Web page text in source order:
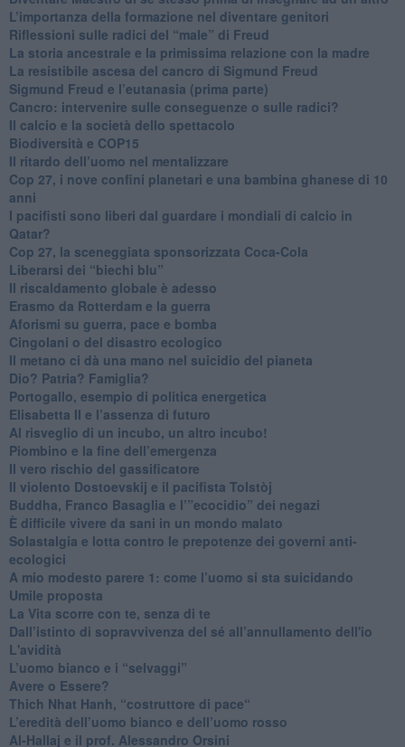
L’importanza della formazione nel diventare genitori
Riflessioni sulle radici del “male” di Freud
​La storia ancestrale e la primissima relazione con la madre
​La resistibile ascesa del cancro di Sigmund Freud
Sigmund Freud e l’eutanasia (prima parte)
Cancro: intervenire sulle conseguenze o sulle radici?
​Il calcio e la società dello spettacolo
Biodiversità e COP15
​Il ritardo dell’uomo nel mentalizzare
​Cop 27, i nove confini planetari e una bambina ghanese di 10
anni
​I pacifisti sono liberi dal guardare i mondiali di calcio in
Qatar?
​Cop 27, la sceneggiata sponsorizzata Coca-Cola
​Liberarsi dei “biechi blu”
Il riscaldamento globale è adesso
​Erasmo da Rotterdam e la guerra
​Aforismi su guerra, pace e bomba
Cingolani o del disastro ecologico
​Il metano ci dà una mano nel suicidio del pianeta
​Dio? Patria? Famiglia?
Portogallo, esempio di politica energetica
​Elisabetta II e l’assenza di futuro
Al risveglio di un incubo, un altro incubo!
​Piombino e la fine dell’emergenza
​Il vero rischio del gassificatore
​Il violento Dostoevskij e il pacifista Tolstòj
​Buddha, Franco Basaglia e l’”ecocidio” dei negazi
​È difficile vivere da sani in un mondo malato
Solastalgia e lotta contro le prepotenze dei governi anti-
ecologici
​A mio modesto parere 1: come l’uomo si sta suicidando
​Umile proposta
​La Vita scorre con te, senza di te
​Dall’istinto di sopravvivenza del sé all’annullamento dell'io
L'avidità
​L’uomo bianco e i “selvaggi”
​Avere o Essere?
​Thich Nhat Hanh, “costruttore di pace“
​L’eredità dell’uomo bianco e dell’uomo rosso
Al-Hallaj e il prof. Alessandro Orsini